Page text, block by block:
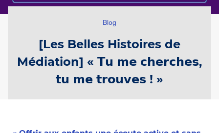
Blog
[Les Belles Histoires de
Médiation] « 𝗧𝘂 𝗺𝗲 𝗰𝗵𝗲𝗿𝗰𝗵𝗲𝘀,
𝘁𝘂 𝗺𝗲 𝘁𝗿𝗼𝘂𝘃𝗲𝘀 ! »